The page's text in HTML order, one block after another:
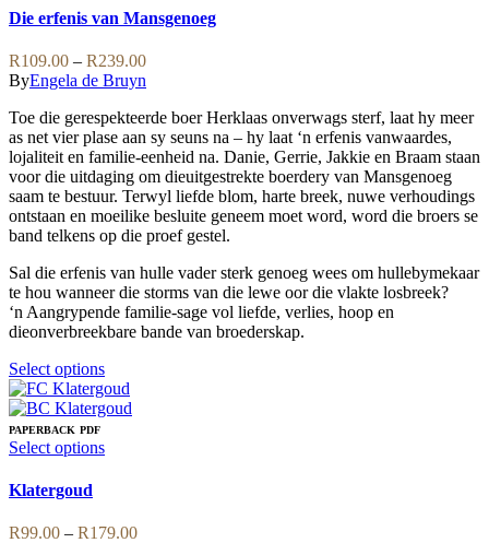
has
multiple
variants.
The
options
may
be
chosen
on
the
product
page
Die erfenis van Mansgenoeg
R109.00 – R239.00Price
through
R239.00
ByEngela de Bruyn
Toe die gerespekteerde boer Herklaas onverwags sterf, laat hy meer
as net vier plase aan sy seuns na – hy laat ‘n erfenis vanwaardes,
lojaliteit en familie-eenheid na. Danie, Gerrie, Jakkie en Braam staan
voor die uitdaging om dieuitgestrekte boerdery van Mansgenoeg
saam te bestuur. Terwyl liefde blom, harte breek, nuwe verhoudings
ontstaan en moeilike besluite geneem moet word, word die broers se
band telkens op die proef gestel.
Sal die erfenis van hulle vader sterk genoeg wees om hullebymekaar
te hou wanneer die storms van die lewe oor die vlakte losbreek?
‘n Aangrypende familie-sage vol liefde, verlies, hoop en
dieonverbreekbare bande van broederskap.
Select optionsThis
product
has
variants.
be
PAPERBACK PDF
Select optionsThis
variants.
Klatergoud
R99.00 – R179.00Price